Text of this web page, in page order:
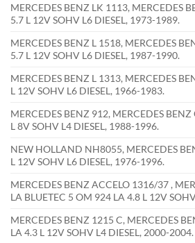
MERCEDES BENZ LK 1113, MERCEDES
5.7 L 12V SOHV L6 DIESEL, 1973-1989.
MERCEDES BENZ L 1518, MERCEDES
5.7 L 12V SOHV L6 DIESEL, 1987-1990.
MERCEDES BENZ L 1313, MERCEDES
L 12V SOHV L6 DIESEL, 1966-1983.
MERCEDES BENZ 912, MERCEDES
L 8V SOHV L4 DIESEL, 1988-1996.
NEW HOLLAND NH8055, MERCEDES
L 12V SOHV L6 DIESEL, 1976-1996.
MERCEDES BENZ ACCELO 1316/37 ,
LA BLUETEC 5 OM 924 LA 4.8 L 12V
MERCEDES BENZ 1215 C, MERCEDES
LA 4.3 L 12V SOHV L4 DIESEL, 2000-2004.